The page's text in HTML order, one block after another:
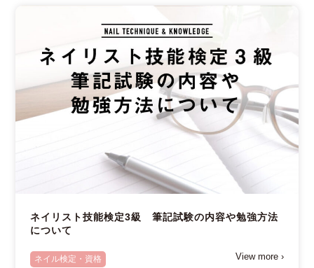
ネイリスト技能検定3級 筆記試験の内容や勉強方法
について
ネイル検定・資格 View more ›